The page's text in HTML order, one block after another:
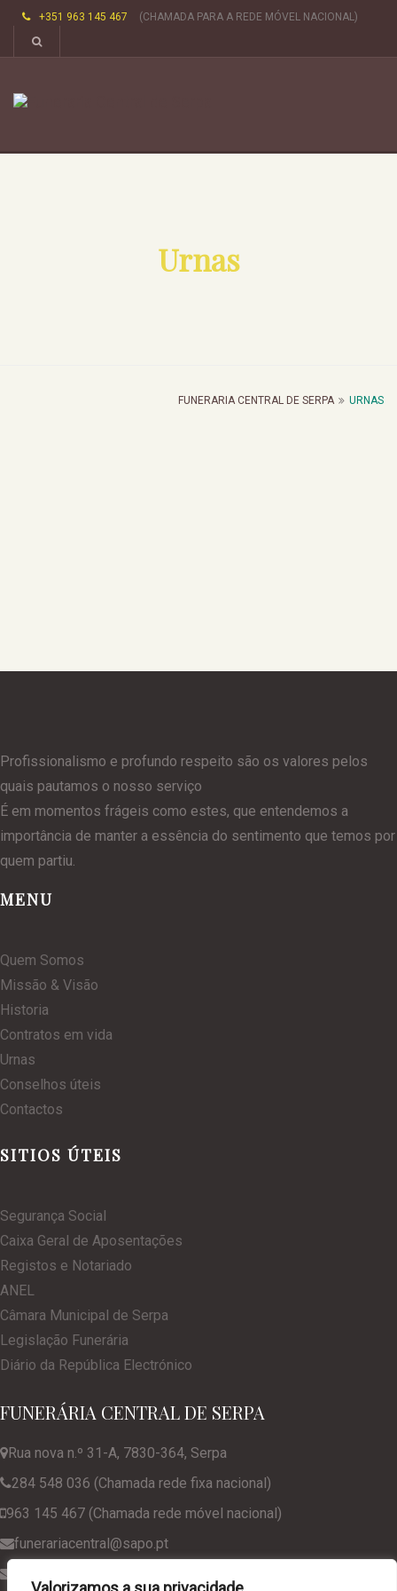
+351 963 145 467 (CHAMADA PARA A REDE MÓVEL NACIONAL)
Urnas
FUNERARIA CENTRAL DE SERPA URNAS
Urna n.º 10 em Pinho
Profissionalismo e profundo respeito são os valores pelos
quais pautamos o nosso serviço
É em momentos frágeis como estes, que entendemos a
importância de manter a essência do sentimento que temos por
quem partiu.
MENU
Quem Somos
Missão & Visão
Historia
Contratos em vida
Urnas
Conselhos úteis
Contactos
SITIOS ÚTEIS
Segurança Social
Caixa Geral de Aposentações
Registos e Notariado
ANEL
Câmara Municipal de Serpa
Legislação Funerária
Diário da República Electrónico
FUNERÁRIA CENTRAL DE SERPA
Rua nova n.º 31-A, 7830-364, Serpa
284 548 036 (Chamada rede fixa nacional)
963 145 467 (Chamada rede móvel nacional)
funerariacentral@sapo.pt